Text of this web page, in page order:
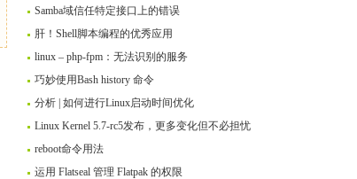
Samba域信任特定接口上的错误
肝！Shell脚本编程的优秀应用
linux – php-fpm：无法识别的服务
巧妙使用Bash history 命令
分析 | 如何进行Linux启动时间优化
Linux Kernel 5.7-rc5发布，更多变化但不必担忧
reboot命令用法
运用 Flatseal 管理 Flatpak 的权限